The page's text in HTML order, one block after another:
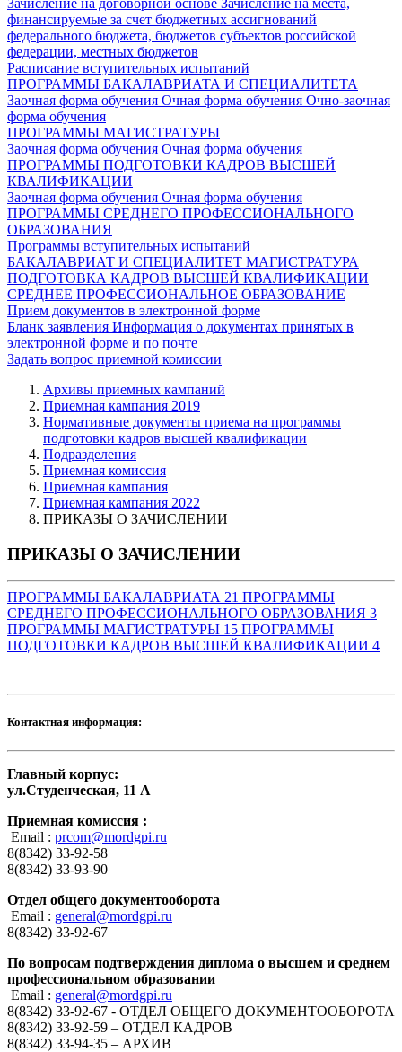
финансируемые за счет бюджетных ассигнований
федерального бюджета, бюджетов субъектов российской
федерации, местных бюджетов
Расписание вступительных испытаний
ПРОГРАММЫ БАКАЛАВРИАТА И СПЕЦИАЛИТЕТА
Заочная форма обучения Очная форма обучения Очно-заочная
форма обучения
ПРОГРАММЫ МАГИСТРАТУРЫ
Заочная форма обучения Очная форма обучения
ПРОГРАММЫ ПОДГОТОВКИ КАДРОВ ВЫСШЕЙ
КВАЛИФИКАЦИИ
Заочная форма обучения Очная форма обучения
ПРОГРАММЫ СРЕДНЕГО ПРОФЕССИОНАЛЬНОГО
ОБРАЗОВАНИЯ
Программы вступительных испытаний
БАКАЛАВРИАТ И СПЕЦИАЛИТЕТ МАГИСТРАТУРА
ПОДГОТОВКА КАДРОВ ВЫСШЕЙ КВАЛИФИКАЦИИ
СРЕДНЕЕ ПРОФЕССИОНАЛЬНОЕ ОБРАЗОВАНИЕ
Прием документов в электронной форме
Бланк заявления Информация о документах принятых в
электронной форме и по почте
Задать вопрос приемной комиссии
Архивы приемных кампаний
Приемная кампания 2019
Нормативные документы приема на программы
подготовки кадров высшей квалификации
Подразделения
Приемная комиссия
Приемная кампания
Приемная кампания 2022
ПРИКАЗЫ О ЗАЧИСЛЕНИИ
ПРИКАЗЫ О ЗАЧИСЛЕНИИ
ПРОГРАММЫ БАКАЛАВРИАТА 21 ПРОГРАММЫ
СРЕДНЕГО ПРОФЕССИОНАЛЬНОГО ОБРАЗОВАНИЯ 3
ПРОГРАММЫ МАГИСТРАТУРЫ 15 ПРОГРАММЫ
ПОДГОТОВКИ КАДРОВ ВЫСШЕЙ КВАЛИФИКАЦИИ 4
Контактная информация:
Главный корпус:
ул.Студенческая, 11 А
Приемная комиссия :
Email : prcom@mordgpi.ru
8(8342) 33-92-58
8(8342) 33-93-90
Отдел общего документооборота
Email : general@mordgpi.ru
8(8342) 33-92-67
По вопросам подтверждения диплома о высшем и среднем
профессиональном образовании
Email : general@mordgpi.ru
8(8342) 33-92-67 - ОТДЕЛ ОБЩЕГО ДОКУМЕНТООБОРОТА
8(8342) 33-92-59 – ОТДЕЛ КАДРОВ
8(8342) 33-94-35 – АРХИВ